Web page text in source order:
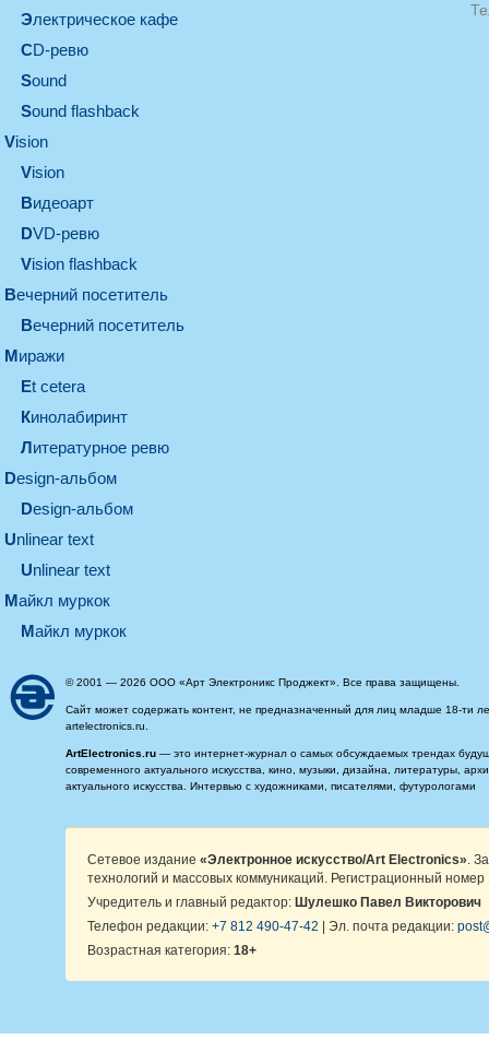
электрическое кафе
CD-ревю
sound
Sound flashback
vision
vision
видеоарт
DVD-ревю
Vision flashback
вечерний посетитель
вечерний посетитель
миражи
et cetera
кинолабиринт
литературное ревю
design-альбом
design-альбом
unlinear text
Unlinear text
майкл муркок
майкл муркок
© 2001 — 2026 ООО «Арт Электроникс Проджект». Все права защищены.
Сайт может содержать контент, не предназначенный для лиц младше 18-ти
artelectronics.ru.
ArtElectronics.ru — это интернет-журнал о самых обсуждаемых трендах
современного актуального искусства, кино, музыки, дизайна, литературы,
актуального искусства. Интервью с художниками, писателями, футурологами
Сетевое издание «Электронное искусство/Art Electronics» .
технологий и массовых коммуникаций. Регистрационный
Учредитель и главный редактор: Шулешко Павел Викторович
Телефон редакции: +7 812 490-47-42 | Эл. почта редакции:
Возрастная категория: 18+